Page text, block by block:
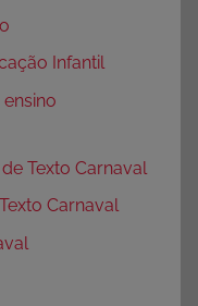
Infantil
Texto Carnaval
Carnaval